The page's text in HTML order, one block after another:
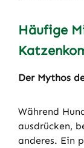
Häufige
Der Mythos
Während
ausdrücken,
anderes. Ein